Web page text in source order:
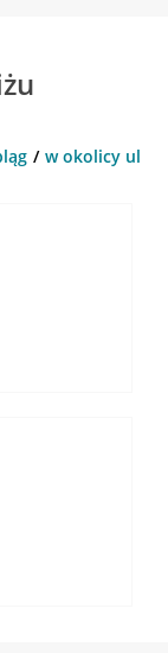
w okolicy ul.